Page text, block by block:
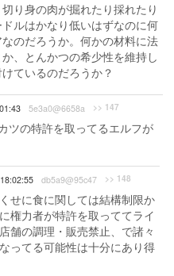
り身の肉が掘れたり採れたり
ルはかなり低いはずなのに何
のだろうか。何かの材料に法
、とんかつの希少性を維持し
ているのだろうか？
5e3a0@6658a >> 147
ツの特許を取ってるエルフが
db5a9@95c47 >> 148
せに食に関しては結構制限か
権力者が特許を取っててライ
舗の調理・販売禁止、で諸々
ってる可能性は十分にあり得